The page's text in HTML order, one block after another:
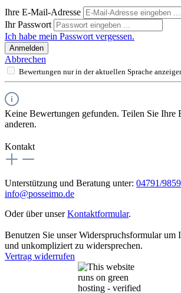
Ihre E-Mail-Adresse
Ihr Passwort
Ich habe mein Passwort vergessen.
Anmelden
Abbrechen
Bewertungen nur in der aktuellen Sprache
Keine Bewertungen gefunden. Teilen Sie Ihre
anderen.
Kontakt
Unterstützung und Beratung unter: 04791/
info@posseimo.de
Oder über unserKontaktformular.
Benutzen Sie unser Widerspruchsformular um
und unkompliziert zu widersprechen.
Vertrag widerrufen